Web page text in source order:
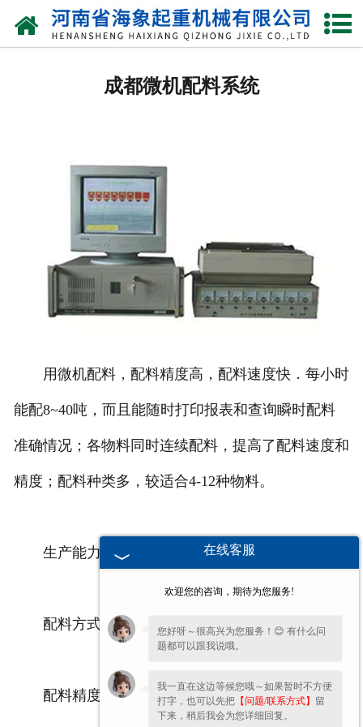
网站首页
成都椭圆型电磁铁
成都永磁吸盘
成都微机配铁装置
成都微机配料系统
用微机配料，配料精度高，配料速度快．每小时
能配8~40吨，而且能随时打印报表和查询瞬时配料
准确情况；各物料同时连续配料，提高了配料速度和
精度；配料种类多，较适合4-12种物料。
生产能力：8~6o吨/小时
配料方式：自动配料
配料精度：≤±0.5%
在线客服
欢迎您的咨询，期待为您服务!
您好呀～很高兴为您服务！😊 有什么问
题都可以跟我说哦。
我一直在这边等候您哦～如果暂时不方便
打字，也可以先把 【问题/联系方式】 留
下来，稍后我会为您详细回复。